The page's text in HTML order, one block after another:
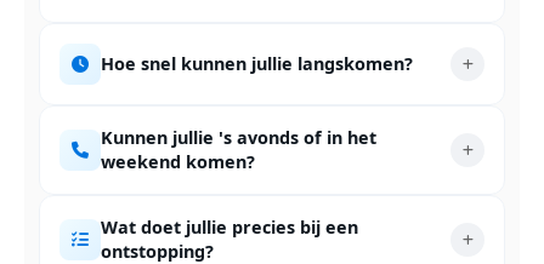
Hoe snel kunnen jullie langskomen?
Kunnen jullie 's avonds of in het
weekend komen?
Wat doet jullie precies bij een
ontstopping?